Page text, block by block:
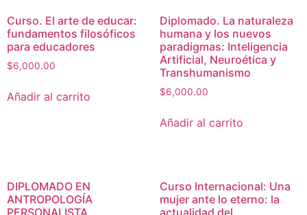
Curso. El arte de educar:
fundamentos filosóficos
para educadores
$6,000.00
Añadir al carrito
Diplomado. La naturaleza
humana y los nuevos
paradigmas: Inteligencia
Artificial, Neuroética y
Transhumanismo
$6,000.00
Añadir al carrito
DIPLOMADO EN
ANTROPOLOGÍA
Curso Internacional: Una
mujer ante lo eterno: la